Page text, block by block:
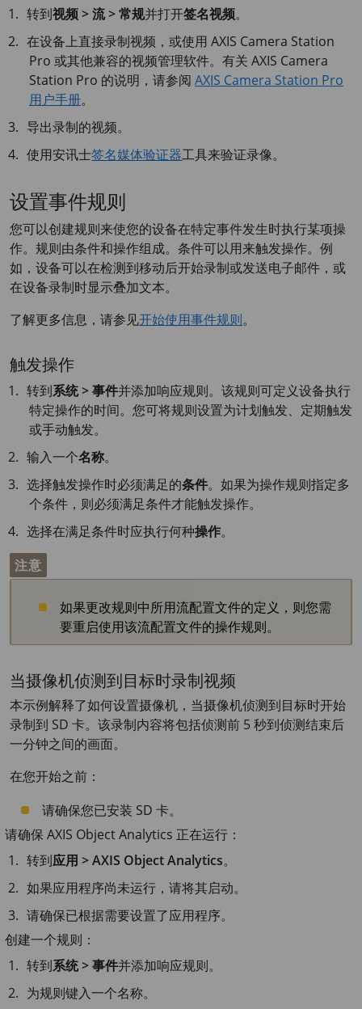
转到视频 > 流 > 常规并打开签名视频。
在设备上直接录制视频，或使用AXIS Camera Station
Pro 或其他兼容的视频管理软件。有关 AXIS Camera
Station Pro 的说明，请参阅 AXIS Camera Station Pro
用户手册。
导出录制的视频。
使用安讯士签名媒体验证器工具来验证录像。
设置事件规则
您可以创建规则来使您的设备在特定事件发生时执行某项操
作。规则由条件和操作组成。条件可以用来触发操作。例
如，设备可以在检测到移动后开始录制或发送电子邮件，或
在设备录制时显示叠加文本。
了解更多信息，请参见开始使用事件规则。
触发操作
转到系统 > 事件并添加响应规则。该规则可定义设备执行
特定操作的时间。您可将规则设置为计划触发、定期触发
或手动触发。
输入一个名称。
选择触发操作时必须满足的条件。如果为操作规则指定多
个条件，则必须满足条件才能触发操作。
选择在满足条件时应执行何种操作。
注意
如果更改规则中所用流配置文件的定义，则您需
要重启使用该流配置文件的操作规则。
当摄像机侦测到目标时录制视频
本示例解释了如何设置摄像机，当摄像机侦测到目标时开始
录制到 SD 卡。该录制内容将包括侦测前 5 秒到侦测结束后
一分钟之间的画面。
在您开始之前：
请确保您已安装 SD 卡。
请确保 AXIS ObjectAnalytics 正在运行：
转到应用 > AXIS Object Analytics。
如果应用程序尚未运行，请将其启动。
请确保已根据需要设置了应用程序。
创建一个规则：
转到系统 > 事件并添加响应规则。
为规则键入一个名称。